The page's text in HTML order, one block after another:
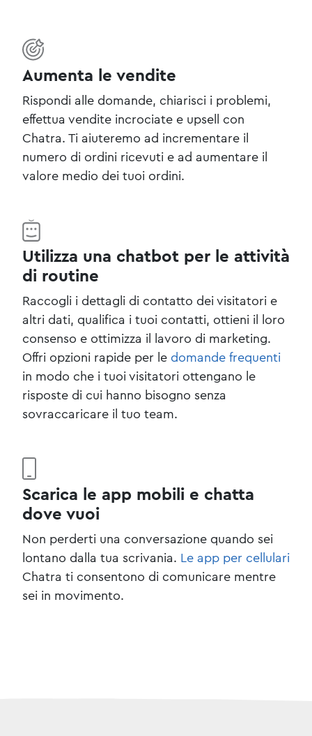
Aumenta le vendite
Rispondi alle domande, chiarisci i problemi,
effettua vendite incrociate e upsell con
Chatra. Ti aiuteremo ad incrementare il
numero di ordini ricevuti e ad aumentare il
valore medio dei tuoi ordini.
Utilizza una chatbot per le attività
di routine
Raccogli i dettagli di contatto dei visitatori e
altri dati, qualifica i tuoi contatti, ottieni il loro
consenso e ottimizza il lavoro di marketing.
Offri opzioni rapide per le domande frequenti
in modo che i tuoi visitatori ottengano le
risposte di cui hanno bisogno senza
sovraccaricare il tuo team.
Scarica le app mobili e chatta
dove vuoi
Non perderti una conversazione quando sei
lontano dalla tua scrivania. Le app per cellulari
Chatra ti consentono di comunicare mentre
sei in movimento.